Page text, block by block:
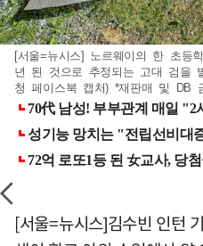
[서울=뉴시스] 노르웨이의 한 초등
년 된 것으로 추정되는 고대 검을
청 페이스북 캡처) *재판매 및 DB
[서울=뉴시스]김수빈 인턴